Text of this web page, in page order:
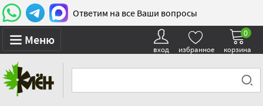
Ответим на все Ваши вопросы
Меню
вход избранное корзина
0